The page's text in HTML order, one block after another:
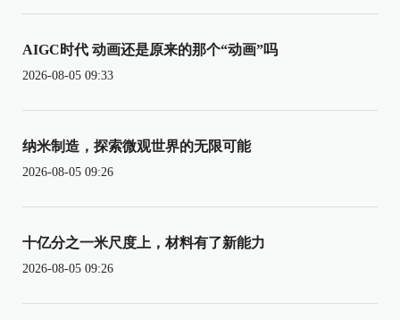
AIGC时代 动画还是原来的那个“动画”吗
2026-08-05 09:33
纳米制造，探索微观世界的无限可能
2026-08-05 09:26
十亿分之一米尺度上，材料有了新能力
2026-08-05 09:26